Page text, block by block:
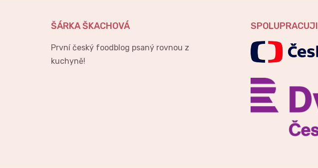
ŠÁRKA ŠKACHOVÁ
První český foodblog psaný rovnou z
kuchyně!
SPOLUPRACUJI